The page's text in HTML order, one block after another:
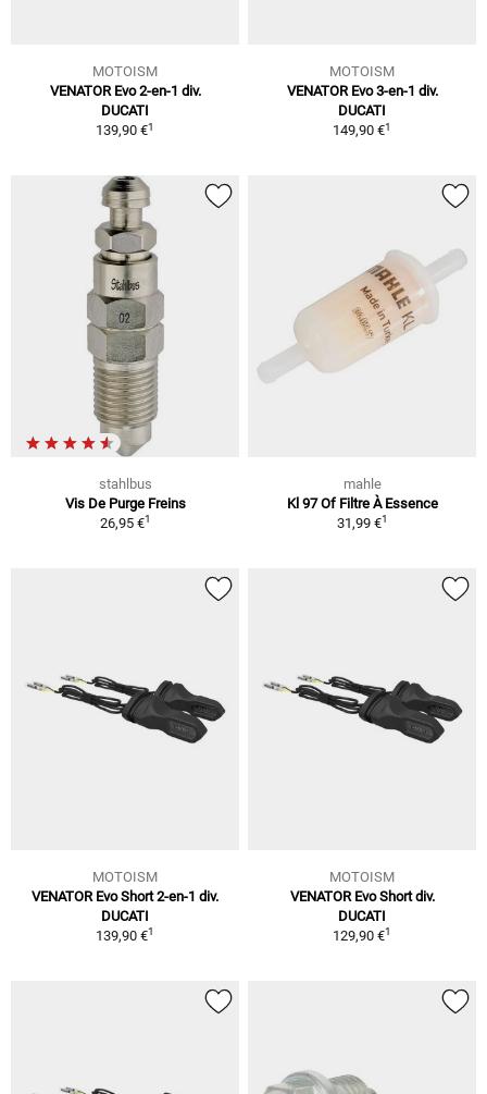
MOTOISM
VENATOR Evo 2-en-1 div.
DUCATI
139,90 €1
MOTOISM
VENATOR Evo 3-en-1 div.
DUCATI
149,90 €1
stahlbus
Vis De Purge Freins
26,95 €1
mahle
Kl 97 Of Filtre À Essence
31,99 €1
MOTOISM
VENATOR Evo Short 2-en-1 div.
DUCATI
139,90 €1
MOTOISM
VENATOR Evo Short div.
DUCATI
129,90 €1